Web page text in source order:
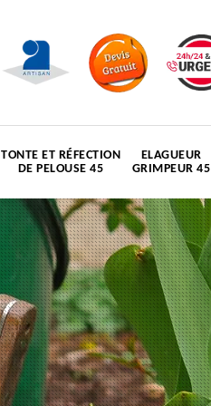
TONTE ET RÉFECTION
DE PELOUSE 45
ELAGUEUR
GRIMPEUR 45